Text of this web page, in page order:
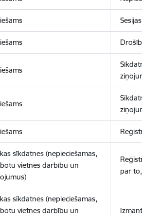
sīkdatnes (nepieciešamas,
vietnes darbību un
par
sīkdatnes (nepieciešamas,
vietnes darbību un